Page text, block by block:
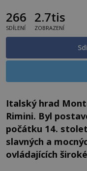
266
SDÍLENÍ
2.7tis
ZOBRAZENÍ
Italský hrad
Rimini. Byl
počátku 14.
slavných a
ovládajících